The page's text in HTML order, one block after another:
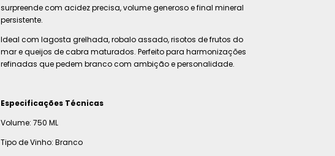
surpreende com acidez precisa, volume generoso e final mineral
persistente.
Ideal com lagosta grelhada, robalo assado, risotos de frutos do
mar e queijos de cabra maturados. Perfeito para harmonizações
refinadas que pedem branco com ambição e personalidade.
Especificações Técnicas
Volume: 750 ML
Tipo de Vinho: Branco